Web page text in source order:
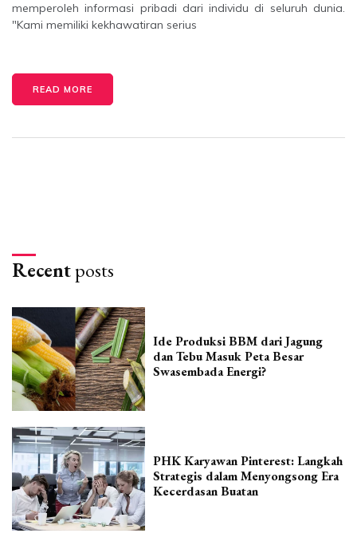
memperoleh informasi pribadi dari individu di seluruh dunia.
"Kami memiliki kekhawatiran serius
READ MORE
Recentposts
Ide Produksi BBM dari Jagung
dan Tebu Masuk Peta Besar
Swasembada Energi?
PHK Karyawan Pinterest: Langkah
Strategis dalam Menyongsong Era
Kecerdasan Buatan